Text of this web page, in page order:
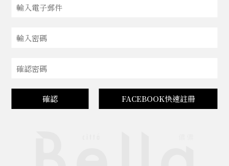
確認 FACEBOOK快速註冊